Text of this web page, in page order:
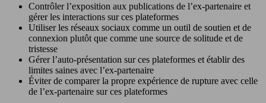
Contrôler l’exposition aux publications de l’ex-partenaire et
gérer les interactions sur ces plateformes
Utiliser les réseaux sociaux comme un outil de soutien et de
connexion plutôt que comme une source de solitude et de
tristesse
Gérer l’auto-présentation sur ces plateformes et établir des
limites saines avec l’ex-partenaire
Éviter de comparer la propre expérience de rupture avec celle
de l’ex-partenaire sur ces plateformes